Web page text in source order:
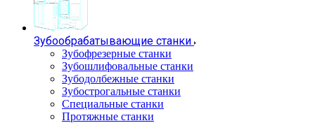
Зубообрабатывающие станки
Зубофрезерные станки
Зубошлифовальные станки
Зубодолбежные станки
Зубострогальные станки
Специальные станки
Протяжные станки